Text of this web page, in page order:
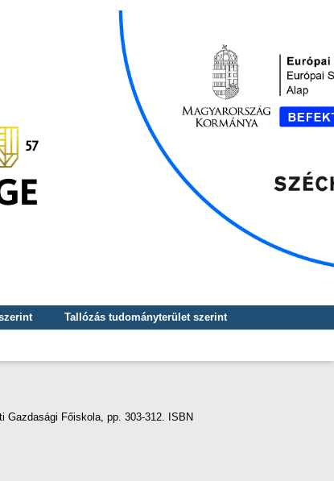
Tallózás tudományterület szerint
Gazdasági Főiskola, pp. 303-312. ISBN